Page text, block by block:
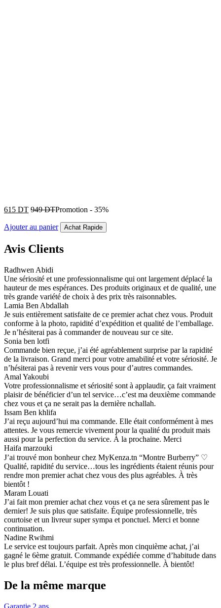
615 DT 949DTPromotion - 35%
Ajouter au panier Achat Rapide
Avis Clients
Radhwen Abidi
Une sériosité et une professionnalisme qui ont largement déplacé la
hauteur de mes espérances. Des produits originaux et de qualité, une
très grande variété de choix à des prix très raisonnables.
Lamia Ben Abdallah
Je suis entièrement satisfaite de ce premier achat chez vous. Produit
conforme à la photo, rapidité d’expédition et qualité de l’emballage.
Je n’hésiterai pas à commander de nouveau sur ce site.
Sonia ben lotfi
Commande bien reçue, j’ai été agréablement surprise par la rapidité
de la livraison. Grand merci pour votre amabilité et votre sériosité. Je
n’hésiterai pas à revenir vers vous pour d’autres commandes.
Amal Yakoubi
Votre professionnalisme et sériosité sont à applaudir, ça fait vraiment
plaisir de bénéficier d’un tel service…c’est ma deuxième commande
chez vous et ça ne serait pas la dernière nchallah.
Issam Ben khlifa
J’ai reçu aujourd’hui ma commande. Elle était conformément à mes
attentes. Je vous remercie vivement pour la qualité du produit mais
aussi pour la perfection du service. À la prochaine. Merci
Haifa marzouki
J’ai trouvé mon bonheur chez MyKenza.tn “Montre Burberry” ♡
Qualité, rapidité du service…tous les ingrédients étaient réunis pour
rendre mon premier achat chez vous des plus agréables. À très
bientôt !
Maram Louati
J’ai fait mon premier achat chez vous et ça ne sera sûrement pas le
dernier! Je suis plus que satisfaite. Équipe professionnelle, très
courtoise et un livreur super sympa et ponctuel. Merci et bonne
continuation.
Nadine Rwihmi
Le service est toujours parfait. Après mon cinquième achat, j’ai
gagné le 6ème gratuit. Commande expédiée comme d’habitude dans
le plus bref délai. L’équipe est très professionnelle. À bientôt!
De la même marque
Garantie 2 ans